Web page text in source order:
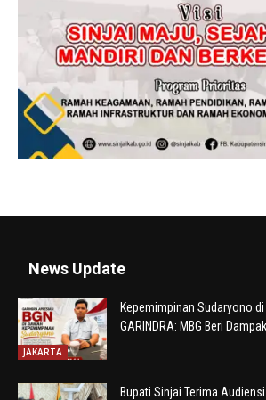
News Update
JAKARTA
Kepemimpinan Sudaryono di
GARINDRA: MBG Beri
Bupati Sinjai Terima Audiensi